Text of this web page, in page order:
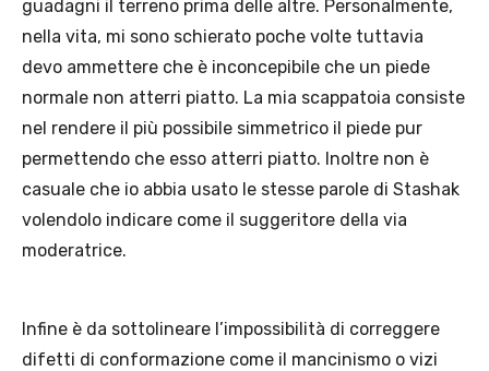
guadagni il terreno prima delle altre. Personalmente,
nella vita, mi sono schierato poche volte tuttavia
devo ammettere che è inconcepibile che un piede
normale non atterri piatto. La mia scappatoia consiste
nel rendere il più possibile simmetrico il piede pur
permettendo che esso atterri piatto. Inoltre non è
casuale che io abbia usato le stesse parole di Stashak
volendolo indicare come il suggeritore della via
moderatrice.
Infine è da sottolineare l’impossibilità di correggere
difetti di conformazione come il mancinismo o vizi